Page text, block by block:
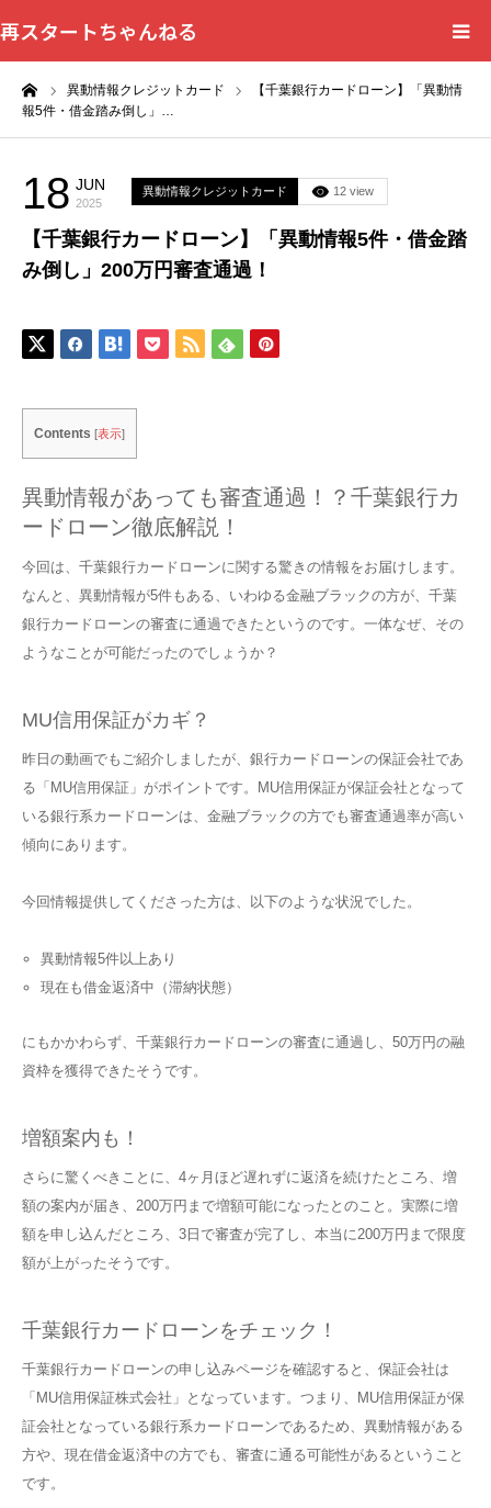
再スタートちゃんねる
異動情報クレジットカード
【千葉銀行カードローン】「異動情
報5件・借金踏み倒し」…
18 JUN
2025
異動情報クレジットカード 12 view
【千葉銀行カードローン】「異動情報5件・借金踏
み倒し」200万円審査通過！
Contents [表示]
異動情報があっても審査通過！？千葉銀行カ
ードローン徹底解説！
今回は、千葉銀行カードローンに関する驚きの情報をお届けします。
なんと、異動情報が5件もある、いわゆる金融ブラックの方が、千葉
銀行カードローンの審査に通過できたというのです。一体なぜ、その
ようなことが可能だったのでしょうか？
MU信用保証がカギ？
昨日の動画でもご紹介しましたが、銀行カードローンの保証会社であ
る「MU信用保証」がポイントです。MU信用保証が保証会社となって
いる銀行系カードローンは、金融ブラックの方でも審査通過率が高い
傾向にあります。
今回情報提供してくださった方は、以下のような状況でした。
異動情報5件以上あり
現在も借金返済中（滞納状態）
にもかかわらず、千葉銀行カードローンの審査に通過し、50万円の融
資枠を獲得できたそうです。
増額案内も！
さらに驚くべきことに、4ヶ月ほど遅れずに返済を続けたところ、増
額の案内が届き、200万円まで増額可能になったとのこと。実際に増
額を申し込んだところ、3日で審査が完了し、本当に200万円まで限度
額が上がったそうです。
千葉銀行カードローンをチェック！
千葉銀行カードローンの申し込みページを確認すると、保証会社は
「MU信用保証株式会社」となっています。つまり、MU信用保証が保
証会社となっている銀行系カードローンであるため、異動情報がある
方や、現在借金返済中の方でも、審査に通る可能性があるということ
です。
HOME
プライバシーポリシー